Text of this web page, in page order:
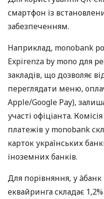
смартфон із
забезпеченням.
Наприклад, monobank
Expirenza by mono для
закладів, що дозволяє
переглядати меню,
Apple/Google Pay),
участі офіціанта.
платежів у monobank
карток українських
іноземних банків.
Для порівняння, у àбанк
еквайринга складає